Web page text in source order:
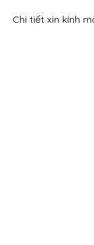
Chi tiết xin kính